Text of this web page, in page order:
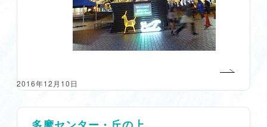
2016年12月10日